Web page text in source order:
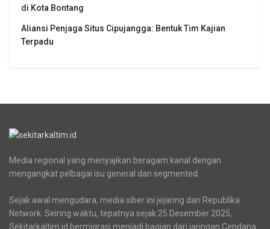
di Kota Bontang
Aliansi Penjaga Situs Cipujangga: Bentuk Tim Kajian
Terpadu
Media regional yang menyajikan beragam kanal dengan
mengangkat pelbagai isu general dan segmented.
Sejak awal mengudara, media siber ini jejaring dari Republika
Network. Seiring waktu, tepatnya sejak 25 Desember 2025,
Sekitarkaltim.id bermigrasi menjadi bagian dari jaringan Cendana